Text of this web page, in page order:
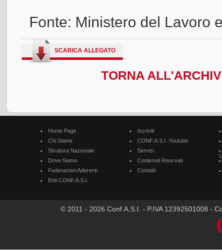
Fonte: Ministero del Lavoro
SCARICA ALLEGATO
TORNA
Home Page
Chi Siamo
Struttura Nazionale
Dove Siamo
Federazioni Aderenti
Enti CONF.A.S.I.
Iscriviti
CONF.A.S.I.-Youtube
Servizi
Contenuti Riservati
Contatti
© 2011 - 2026 Conf.A.S.I. - P.IVA 12392501008 -